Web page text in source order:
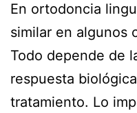
En ortodoncia
similar en algunos
Todo depende de
respuesta
tratamiento. Lo